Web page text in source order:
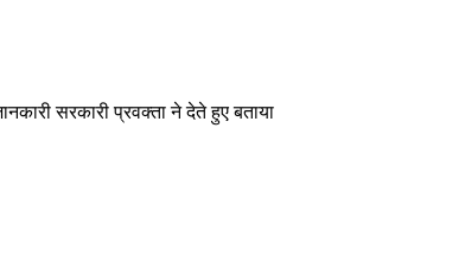
सरकारी प्रवक्ता ने देते हुए बताया